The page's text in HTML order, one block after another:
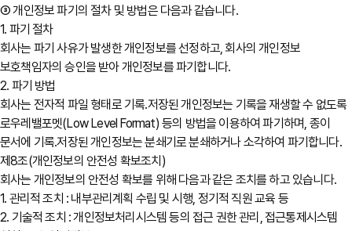
③ 개인정보 파기의 절차 및 방법은 다음과 같습니다.
1. 파기 절차
회사는 파기 사유가 발생한 개인정보를 선정하고, 회사의 개인정보
보호책임자의 승인을 받아 개인정보를 파기합니다.
2. 파기 방법
회사는 전자적 파일 형태로 기록․저장된 개인정보는 기록을 재생할 수 없도록
로우레밸포멧(Low Level Format) 등의 방법을 이용하여 파기하며, 종이
문서에 기록․저장된 개인정보는 분쇄기로 분쇄하거나 소각하여 파기합니다.
제8조(개인정보의 안전성 확보조치)
회사는 개인정보의 안전성 확보를 위해 다음과 같은 조치를 하고 있습니다.
1. 관리적 조치 : 내부관리계획 수립 및 시행, 정기적 직원 교육 등
2. 기술적 조치 : 개인정보처리시스템 등의 접근 권한 관리, 접근통제시스템